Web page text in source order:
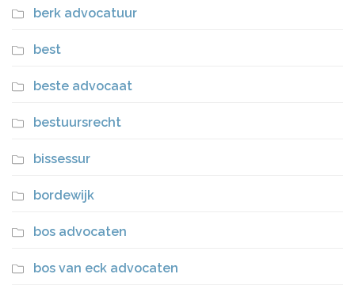
berk advocatuur
best
beste advocaat
bestuursrecht
bissessur
bordewijk
bos advocaten
bos van eck advocaten